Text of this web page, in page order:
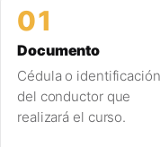
01
Documento
Cédula o identificación
del conductor que
realizará el curso.